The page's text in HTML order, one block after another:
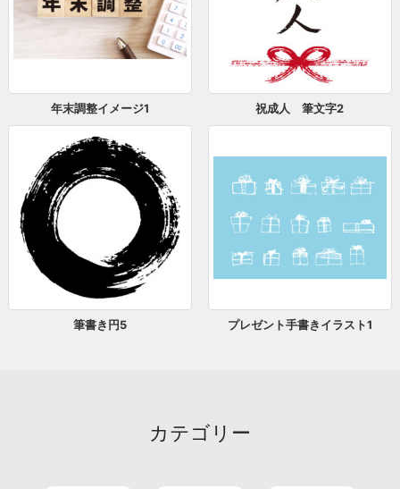
年末調整イメージ1 祝成人 筆文字2
筆書き円5 プレゼント手書きイラスト1
カテゴリー